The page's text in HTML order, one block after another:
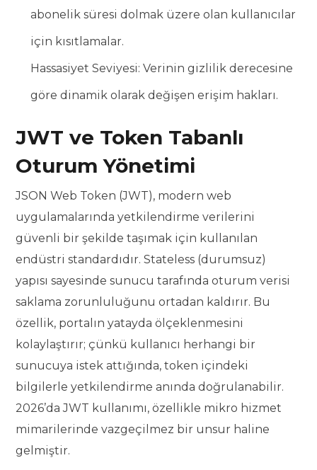
abonelik süresi dolmak üzere olan kullanıcılar
için kısıtlamalar.
Hassasiyet Seviyesi: Verinin gizlilik derecesine
göre dinamik olarak değişen erişim hakları.
JWT ve Token Tabanlı
Oturum Yönetimi
JSON Web Token (JWT), modern web
uygulamalarında yetkilendirme verilerini
güvenli bir şekilde taşımak için kullanılan
endüstri standardıdır. Stateless (durumsuz)
yapısı sayesinde sunucu tarafında oturum verisi
saklama zorunluluğunu ortadan kaldırır. Bu
özellik, portalın yatayda ölçeklenmesini
kolaylaştırır; çünkü kullanıcı herhangi bir
sunucuya istek attığında, token içindeki
bilgilerle yetkilendirme anında doğrulanabilir.
2026’da JWT kullanımı, özellikle mikro hizmet
mimarilerinde vazgeçilmez bir unsur haline
gelmiştir.